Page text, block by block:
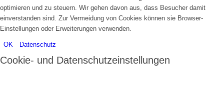
optimieren und zu steuern. Wir gehen davon aus, dass Besucher damit
einverstanden sind. Zur Vermeidung von Cookies können sie Browser-
Einstellungen oder Erweiterungen verwenden.
OK Datenschutz
Cookie- und Datenschutzeinstellungen